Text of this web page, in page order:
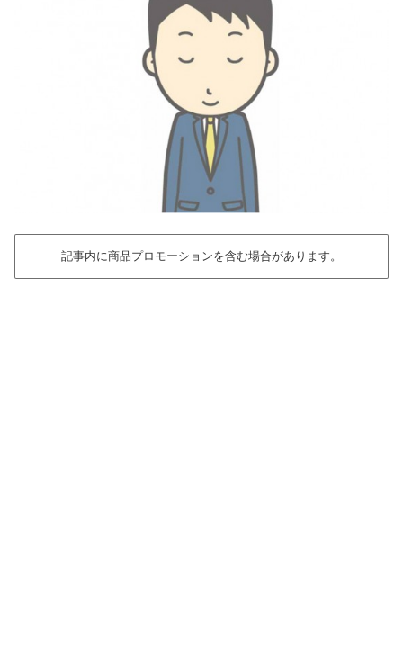
記事内に商品プロモーションを含む場合があります。